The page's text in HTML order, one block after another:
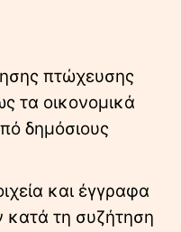
πτώχευσης
τα οικονομικά
δημόσιους
και έγγραφα
κατά τη συζήτηση